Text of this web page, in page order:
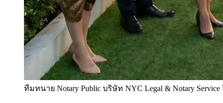
ทีมทนาย Notary Public บริษัท NYC Legal & Notary